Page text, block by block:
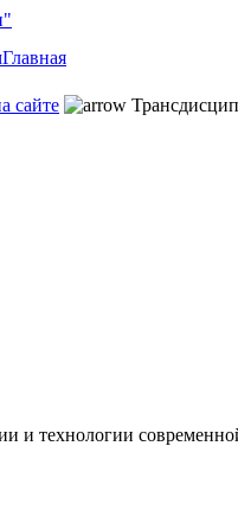
Главная
сайте
и технологии